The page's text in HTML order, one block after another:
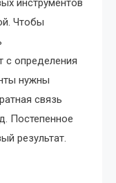
Чтобы
с определения
нужны
связь
Постепенное
результат.